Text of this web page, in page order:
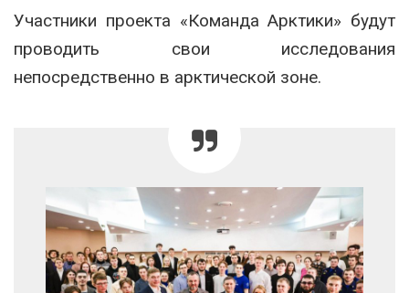
Участники проекта «Команда Арктики» будут
проводить свои исследования
непосредственно в арктической зоне.